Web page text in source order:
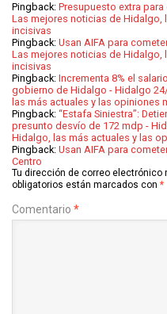
Pingback: Presupuesto extra
Las mejores noticias de Hidalgo,
incisivas
Pingback: Usan AIFA para
Las mejores noticias de Hidalgo,
incisivas
Pingback: Incrementa 8% el
gobierno de Hidalgo - Hidalgo
las más actuales y las opiniones
Pingback: “Estafa Siniestra”:
presunto desvío de 172 mdp -
Hidalgo, las más actuales y las
Pingback: Usan AIFA para
Centro
Tu dirección de correo electrónico
obligatorios están marcados con *
Comentario *